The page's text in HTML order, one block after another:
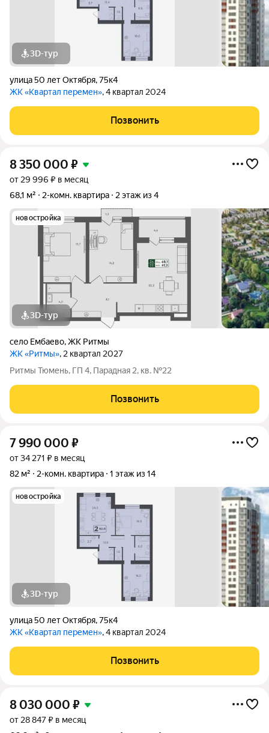
3D-тур
улица 50 лет Октября,75к4
ЖК «Квартал перемен», 4 квартал 2024
Позвонить
8 350 000 ₽
от 29 996 ₽ в месяц
68,1 м²
2-комн. квартира 2 этаж из 4
новостройка
3D-тур
село Ембаево,ЖК Ритмы
ЖК «Ритмы», 2 квартал 2027
Ритмы Тюмень, ГП 4, Парадная 2, кв. №22
Позвонить
7 990 000 ₽
от 34 271 ₽ в месяц
82 м²
2-комн. квартира 1 этаж из 14
новостройка
3D-тур
улица 50 лет Октября,75к4
ЖК «Квартал перемен», 4 квартал 2024
Позвонить
8 030 000 ₽
от 28 847 ₽ в месяц